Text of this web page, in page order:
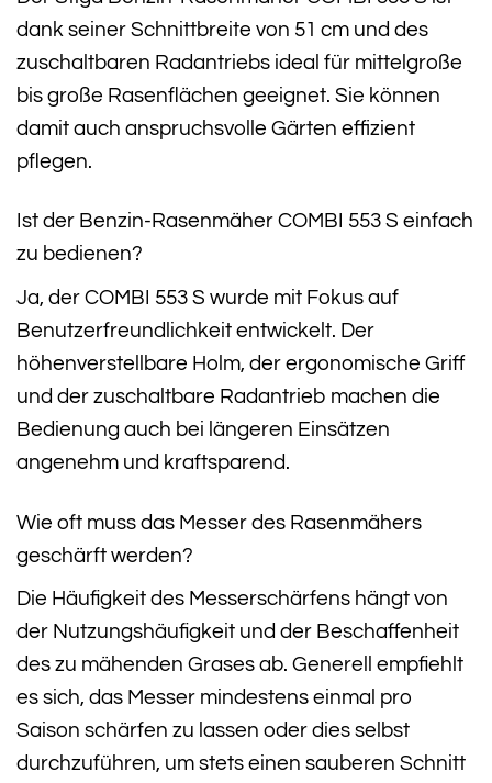
dank seiner Schnittbreite von 51 cm und des
zuschaltbaren Radantriebs ideal für mittelgroße
bis große Rasenflächen geeignet. Sie können
damit auch anspruchsvolle Gärten effizient
pflegen.
Ist der Benzin-Rasenmäher COMBI 553 S einfach
zu bedienen?
Ja, der COMBI 553 S wurde mit Fokus auf
Benutzerfreundlichkeit entwickelt. Der
höhenverstellbare Holm, der ergonomische Griff
und der zuschaltbare Radantrieb machen die
Bedienung auch bei längeren Einsätzen
angenehm und kraftsparend.
Wie oft muss das Messer des Rasenmähers
geschärft werden?
Die Häufigkeit des Messer­schärfens hängt von
der Nutzungshäufigkeit und der Beschaffenheit
des zu mähenden Grases ab. Generell empfiehlt
es sich, das Messer mindestens einmal pro
Saison schärfen zu lassen oder dies selbst
durchzuführen, um stets einen sauberen Schnitt